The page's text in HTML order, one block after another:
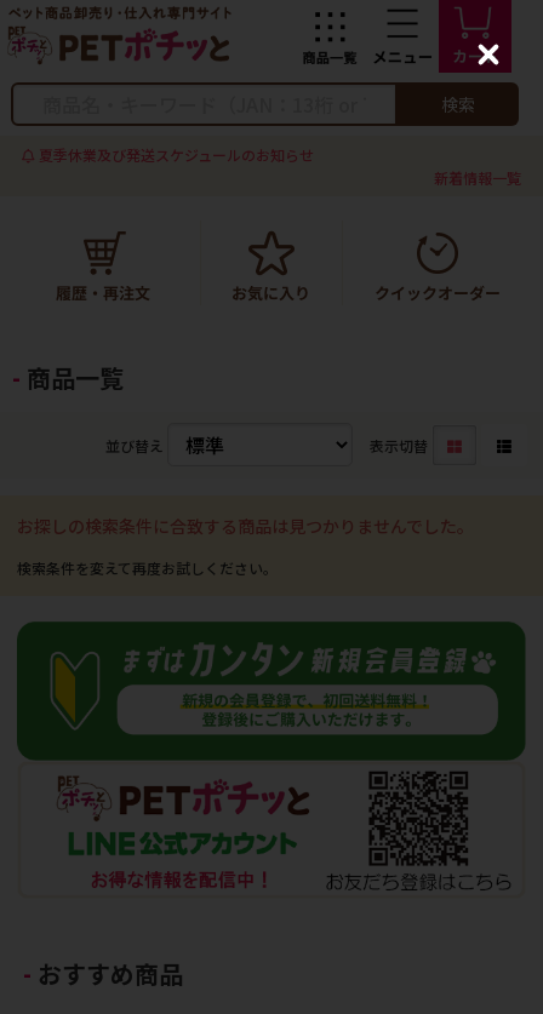
検索
夏季休業及び発送スケジュールのお知らせ
新着情報一覧
商品一覧
並び替え 表示切替
お探しの検索条件に合致する商品は見つかりませんでした。
おすすめ商品
C
l
s